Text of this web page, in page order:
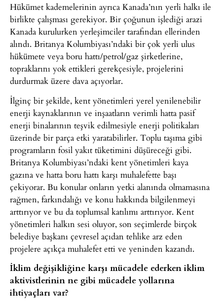
Hükümet kademelerinin ayrıca Kanada’nın yerli halkı ile
birlikte çalışması gerekiyor. Bir çoğunun işlediği arazi
Kanada kurulurken yerleşimciler tarafından ellerinden
alındı. Britanya Kolumbiyası’ndaki bir çok yerli ulus
hükümete veya boru hattı/petrol/gaz şirketlerine,
topraklarını yok ettikleri gerekçesiyle, projelerini
durdurmak üzere dava açıyorlar.
İlginç bir şekilde, kent yönetimleri yerel yenilenebilir
enerji kaynaklarının ve inşaatların verimli hatta pasif
enerji binalarının teşvik edilmesiyle enerji politikaları
üzerinde bir parça etki yaratabilirler. Toplu taşıma gibi
programların fosil yakıt tüketimini düşüreceği gibi.
Britanya Kolumbiyası’ndaki kent yönetimleri kaya
gazına ve hatta boru hattı karşı muhalefette başı
çekiyorar. Bu konular onların yetki alanında olmamasına
rağmen, farkındalığı ve konu hakkında bilgilenmeyi
arttırıyor ve bu da toplumsal katılımı arttırıyor. Kent
yönetimleri halkın sesi oluyor, son seçimlerde birçok
belediye başkanı çevresel açıdan tehlike arz eden
projelere açıkça muhalefet etti ve yeninden kazandı.
İklim değişikliğine karşı mücadele ederken iklim
aktivistlerinin ne gibi mücadele yollarına
ihtiyaçları var?